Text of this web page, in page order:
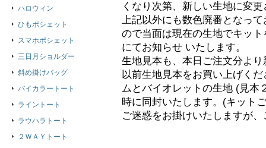
くなり次第、新しい生地に変
上記以外にも数色廃番となっ
ので当面は現在の生地でキッ
にてお知らせ いたします。
生地見本も、本日ご注文分よ
以前生地見本をお買い上げく
ムとバイオレットの生地 (見本
時に同封いたします。(キット
ご迷惑をお掛けいたしますが
ハロウィン
ひもポシェット
スマホポシェット
三日月ショルダー
斜め掛けバッグ
バイカラートート
ライントート
ラウハラトート
２ＷＡＹトート